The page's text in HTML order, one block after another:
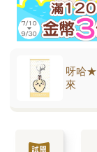
呀哈★
來